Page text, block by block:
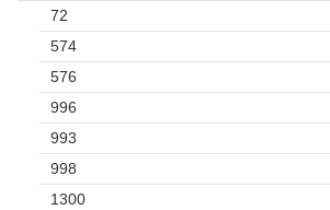
72
574
576
996
993
998
1300